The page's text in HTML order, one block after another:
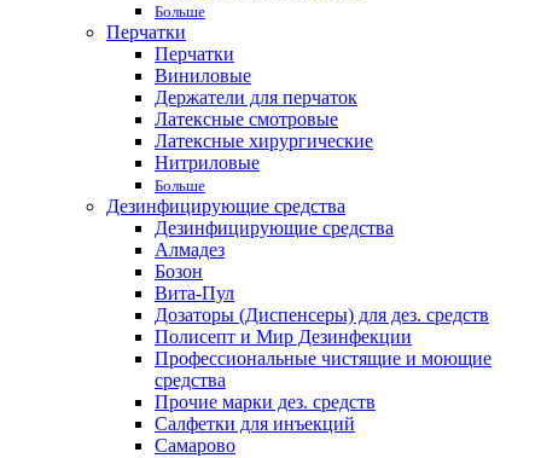
Больше
Перчатки
Перчатки
Виниловые
Держатели для перчаток
Латексные смотровые
Латексные хирургические
Нитриловые
Больше
Дезинфицирующие средства
Дезинфицирующие средства
Алмадез
Бозон
Вита-Пул
Дозаторы (Диспенсеры) для дез. средств
Полисепт и Мир Дезинфекции
Профессиональные чистящие и моющие
средства
Прочие марки дез. средств
Салфетки для инъекций
Самарово